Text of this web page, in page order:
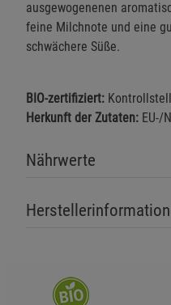
ausgewogenenen
feine Milchnote und eine
schwächere Süße.
BIO-zertifiziert:
Herkunft der Zutaten: EU-/
Nährwerte